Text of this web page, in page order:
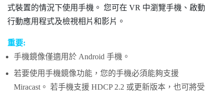
式裝置的情況下使用手機。 您可在 VR 中瀏覽手機、啟動
行動應用程式及檢視相片和影片。
重要:
手機鏡像僅適用於 Android 手機。
若要使用手機鏡像功能，您的手機必須能夠支援
Miracast。 若手機支援 HDCP 2.2 或更新版本，也可將受